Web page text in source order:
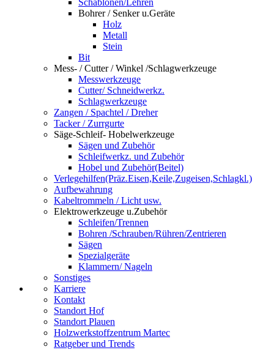
Schablonen/Lehren
Bohrer / Senker u.Geräte
Holz
Metall
Stein
Bit
Mess- / Cutter / Winkel /Schlagwerkzeuge
Messwerkzeuge
Cutter/ Schneidwerkz.
Schlagwerkzeuge
Zangen / Spachtel / Dreher
Tacker / Zurrgurte
Säge-Schleif- Hobelwerkzeuge
Sägen und Zubehör
Schleifwerkz. und Zubehör
Hobel und Zubehör(Beitel)
Verlegehilfen(Präz.Eisen,Keile,Zugeisen,Schlagkl.)
Aufbewahrung
Kabeltrommeln / Licht usw.
Elektrowerkzeuge u.Zubehör
Schleifen/Trennen
Bohren /Schrauben/Rühren/Zentrieren
Sägen
Spezialgeräte
Klammern/ Nageln
Sonstiges
Karriere
Kontakt
Standort Hof
Standort Plauen
Holzwerkstoffzentrum Martec
Ratgeber und Trends